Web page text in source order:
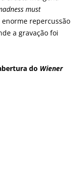
must
enorme repercussão
a gravação foi
do Wiener